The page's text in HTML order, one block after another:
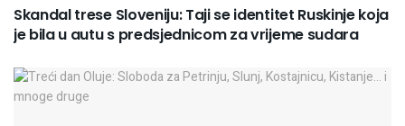
Skandal trese Sloveniju: Taji se identitet Ruskinje koja
je bila u autu s predsjednicom za vrijeme sudara